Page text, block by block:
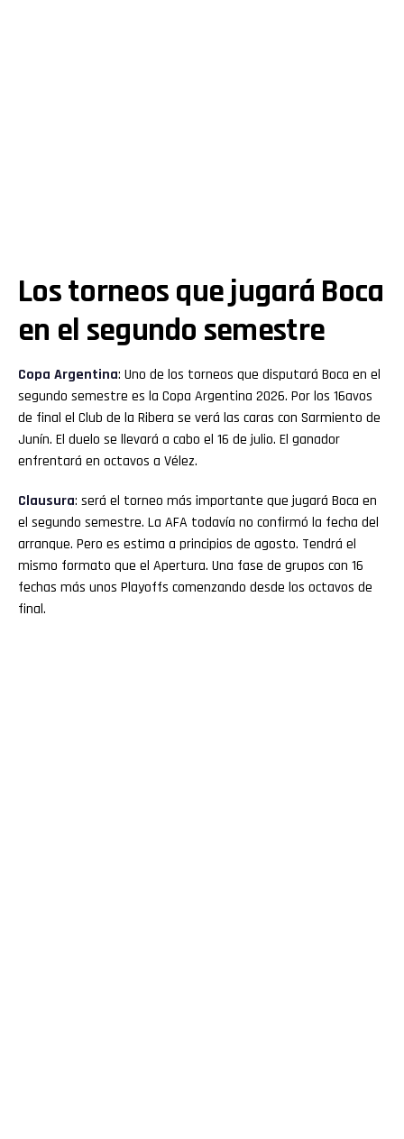
Los torneos que jugará Boca
en el segundo semestre
Copa Argentina: Uno de los torneos que disputará Boca en el
segundo semestre es la Copa Argentina 2026. Por los 16avos
de final el Club de la Ribera se verá las caras con Sarmiento de
Junín. El duelo se llevará a cabo el 16 de julio. El ganador
enfrentará en octavos a Vélez.
Clausura: será el torneo más importante que jugará Boca en
el segundo semestre. La AFA todavía no confirmó la fecha del
arranque. Pero es estima a principios de agosto. Tendrá el
mismo formato que el Apertura. Una fase de grupos con 16
fechas más unos Playoffs comenzando desde los octavos de
final.